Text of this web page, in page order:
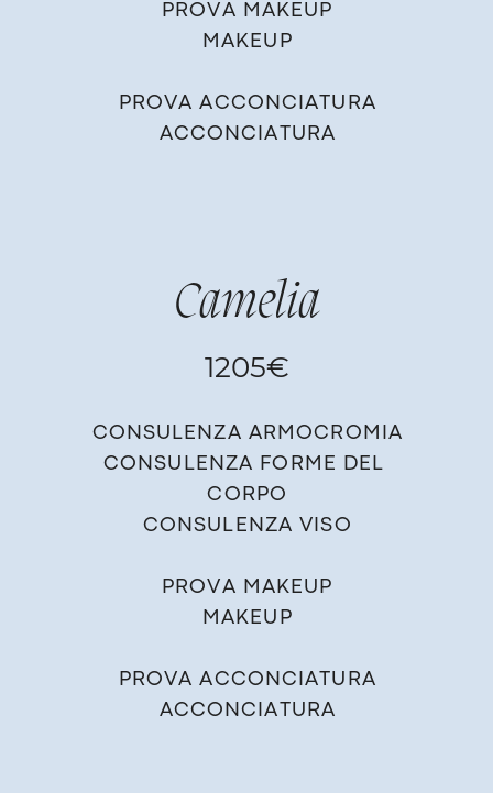
PROVA MAKEUP
MAKEUP
PROVA ACCONCIATURA
ACCONCIATURA
Camelia
1205€
CONSULENZA ARMOCROMIA
CONSULENZA FORME DEL ​
CORPO
C​O​NSULENZA VISO
PROVA​ ​MAKEUP
MAKEUP
PROV​A ACCONCIATURA​
ACCONCIATURA